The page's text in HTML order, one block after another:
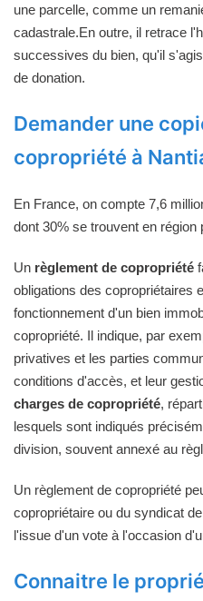
une parcelle, comme un
cadastrale.En outre, il retrace
successives du bien, qu'il
de donation.
Demander une
copropriété à
En France, on compte 7,6
dont 30% se trouvent en région
Un règlement de copropriété
obligations des copropriétaires
fonctionnement d'un bien
copropriété. Il indique, par
privatives et les parties
conditions d'accès, et leur
charges de copropriété,
lesquels sont indiqués
division, souvent annexé au
Un règlement de copropriété
copropriétaire ou du syndicat
l'issue d'un vote à l'occasion
Connaitre le